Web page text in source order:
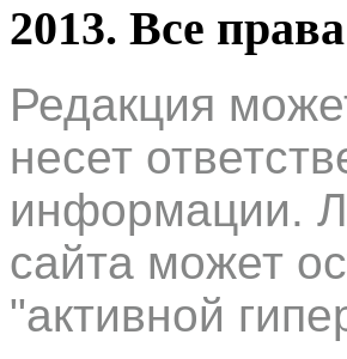
2013. Все
Редакция
несет
информации.
сайта может
"активной